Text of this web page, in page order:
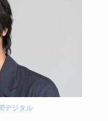
デジタル